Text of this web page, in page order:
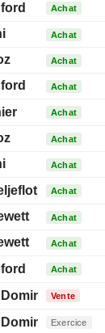
Achat
Achat
Achat
Achat
Achat
Achat
Achat
Achat
Achat
Achat
Achat
Solére
Vente
Solére
Exercice